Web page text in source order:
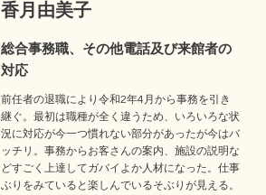
香月由美子
総合事務職、その他電話及び来館者の
対応
前任者の退職により令和2年4月から事務を引き
継ぐ。最初は職種が全く違うため、いろいろな状
況に対応が今一つ慣れない部分があったが今はバ
ッチリ。事務からお客さんの案内、施設の説明な
どすごく上達してガバイよか人材になった。仕事
ぶりをみていると楽しんでいるそぶりが見える。